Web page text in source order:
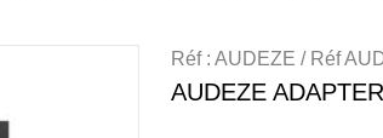
Réf : AUDEZE / Réf
AUDEZE